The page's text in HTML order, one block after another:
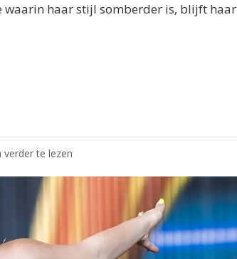
waarin haar stijl somberder is, blijft haar
verder te lezen